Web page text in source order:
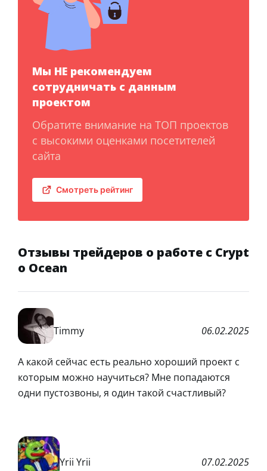
Мы НЕ рекомендуем
сотрудничать с данным
проектом
Обратите внимание на ТОП проектов
с высокими оценками посетителей
сайта
Смотреть рейтинг
Отзывы трейдеров о работе с Crypt
o Ocean
Timmy 06.02.2025
А какой сейчас есть реально хороший проект с
которым можно научиться? Мне попадаются
одни пустозвоны, я один такой счастливый?
Yrii Yrii 07.02.2025